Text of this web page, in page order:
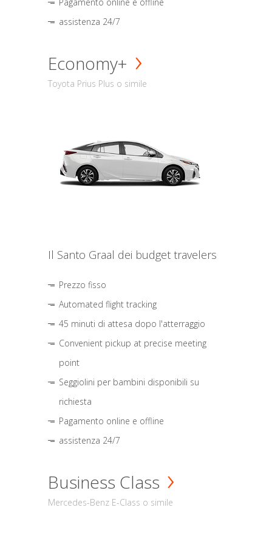
assistenza 24/7
Economy+
Toyota Prius Plus o simile
Il Santo Graal dei budget travelers
Prezzo fisso
Automated flight tracking
45 minuti di attesa dopo l'atterraggio
Convenient pickup at precise meeting
point
Seggiolini per bambini disponibili su
richiesta
Pagamento online e offline
assistenza 24/7
Business Class
Mercedes-Benz E-Class o simile